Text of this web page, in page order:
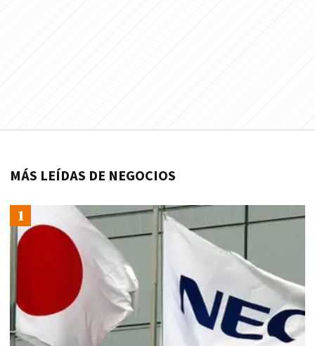
MÁS LEÍDAS DE NEGOCIOS